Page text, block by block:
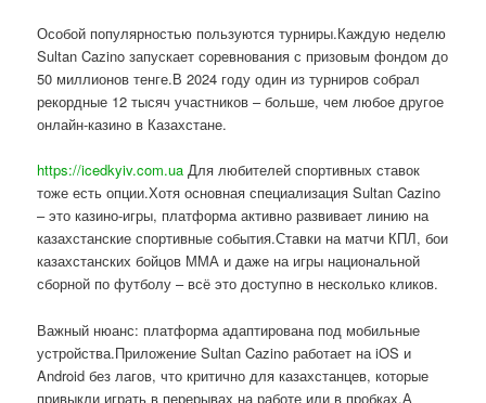
Особой популярностью пользуются турниры.Каждую неделю
Sultan Cazino запускает соревнования с призовым фондом до
50 миллионов тенге.В 2024 году один из турниров собрал
рекордные 12 тысяч участников – больше, чем любое другое
онлайн-казино в Казахстане.
https://icedkyiv.com.ua Для любителей спортивных ставок
тоже есть опции.Хотя основная специализация Sultan Cazino
– это казино-игры, платформа активно развивает линию на
казахстанские спортивные события.Ставки на матчи КПЛ, бои
казахстанских бойцов ММА и даже на игры национальной
сборной по футболу – всё это доступно в несколько кликов.
Важный нюанс: платформа адаптирована под мобильные
устройства.Приложение Sultan Cazino работает на iOS и
Android без лагов, что критично для казахстанцев, которые
привыкли играть в перерывах на работе или в пробках.А